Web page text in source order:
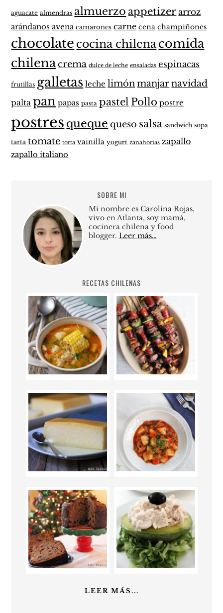
aguacate almendras almuerzo appetizer arroz
arándanos avena camarones carne cena champiñones
chocolate cocina chilenacomida
chilenacrema dulce de leche ensaladas espinacas
frutillas galletas leche limónmanjarnavidad
palta pan papas pasta pastel Pollo postre
postres queque queso salsa sandwich sopa
tarta tomate torta vainilla yogurt zanahorias zapallo
zapallo italiano
SOBRE MI
Mi nombre es Carolina Rojas,
vivo en Atlanta, soy mamá,
cocinera chilena y food
blogger. Leer más…
RECETAS CHILENAS
LEER MÁS...